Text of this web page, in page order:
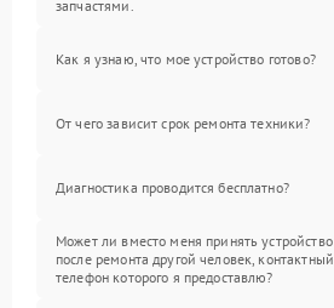
запчастями.
Как я узнаю, что мое устройство готово?
От чего зависит срок ремонта техники?
Диагностика проводится бесплатно?
Может ли вместо меня принять устройство
после ремонта другой человек, контактный
телефон которого я предоставлю?